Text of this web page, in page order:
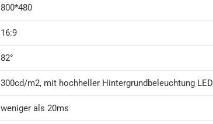
800*480
16:9
82°
300cd/m2, mit hochheller Hintergrundbeleuchtung LED
weniger als 20ms